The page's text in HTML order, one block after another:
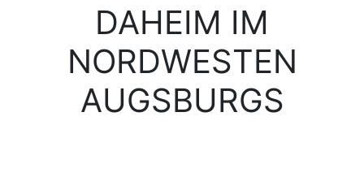
DAHEIM IM
NORDWESTEN
AUGSBURGS